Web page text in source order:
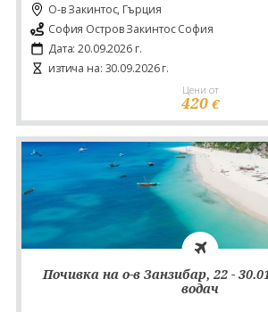
О-в Закинтос, Гърция
София Остров Закинтос София
Дата: 20.09.2026 г.
изтича на: 30.09.2026 г.
Цени от
420 €
Почивка на о-в Занзибар, 22 -
водач